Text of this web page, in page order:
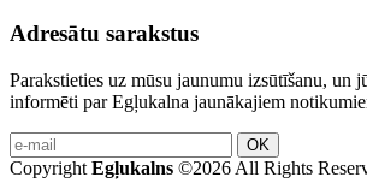
Adresātu sarakstus
Parakstieties uz mūsu jaunumu izsūtīšanu, un
informēti par Egļukalna jaunākajiem
OK
Copyright Egļukalns ©2026 All Rights